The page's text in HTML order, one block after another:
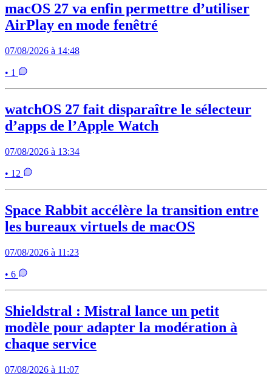
macOS 27 va enfin permettre d’utiliser
AirPlay en mode fenêtré
07/08/2026 à 14:48
• 1
watchOS 27 fait disparaître le sélecteur
d’apps de l’Apple Watch
07/08/2026 à 13:34
• 12
Space Rabbit accélère la transition entre
les bureaux virtuels de macOS
07/08/2026 à 11:23
• 6
Shieldstral : Mistral lance un petit
modèle pour adapter la modération à
chaque service
07/08/2026 à 11:07